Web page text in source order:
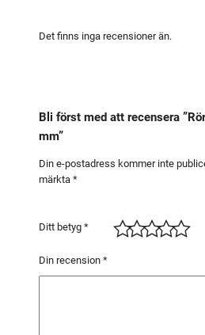
Det finns inga recensioner än.
Bli först med att recensera
mm”
Din e-postadress kommer inte
märkta *
Ditt betyg *
Din recension *